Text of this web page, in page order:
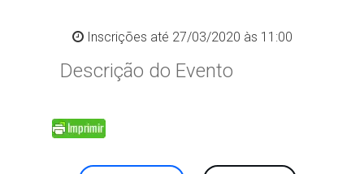
Inscrições até 27/03/2020 às 11:00
Descrição do Evento